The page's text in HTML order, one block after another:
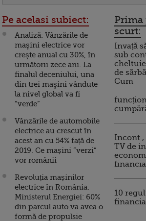
Pe acelasi subiect:
Analiză: Vânzările de
maşini electrice vor
creşte anual cu 30%, în
următorii zece ani. La
finalul deceniului, una
din trei maşini vândute
la nivel global va fi
”verde”
Vânzările de automobile
electrice au crescut în
acest an cu 54% față de
2019. Ce mașini ”verzi”
vor românii
Revoluția mașinilor
electrice în România.
Ministerul Energiei: 60%
din parcul auto va avea o
formă de propulsie
Prima
scurt:
Invață
sub
de
Cum
Incont
TV de
10